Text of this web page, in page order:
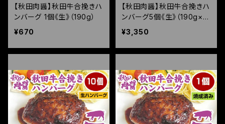
【秋田肉醤】秋田牛合挽きハ
ンバーグ 1個《生》（190g）
¥670
【秋田肉醤】秋田牛合挽きハ
ンバーグ5個《生》（190g×5
個）
¥3,350